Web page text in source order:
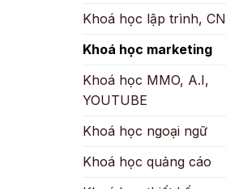
Khoá học lập trình,
Khoá học marketing
Khoá học MMO, A.I,
YOUTUBE
Khoá học ngoại ngữ
Khoá học quảng cáo